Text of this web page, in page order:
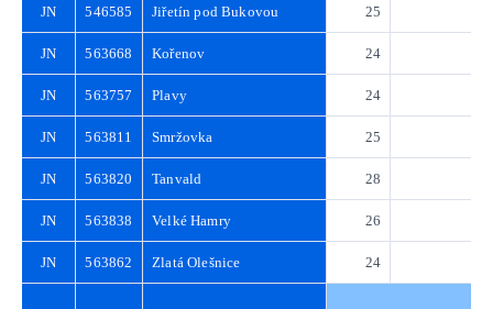
JN 546585 Jiřetín pod Bukovou 25
JN 563668 Kořenov 24
JN 563757 Plavy 24
JN 563811 Smržovka 25
JN 563820 Tanvald 28
JN 563838 Velké Hamry 26
JN 563862 Zlatá Olešnice 24